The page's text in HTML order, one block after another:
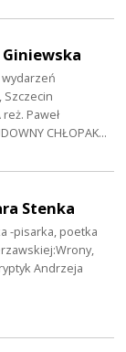
reż. Paweł
CHŁOPAK…
Stenka
-pisarka, poetka
Andrzeja